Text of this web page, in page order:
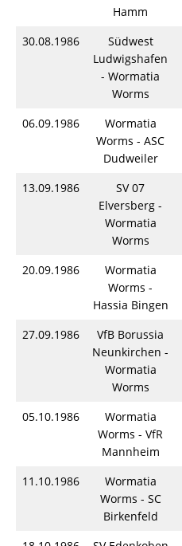
Hamm
30.08.1986
Südwest
Ludwigshafen
- Wormatia
Worms
06.09.1986
Wormatia
Worms - ASC
Dudweiler
13.09.1986
SV 07
Elversberg -
Wormatia
Worms
20.09.1986
Wormatia
Worms -
Hassia Bingen
27.09.1986
VfB Borussia
Neunkirchen -
Wormatia
Worms
05.10.1986
Wormatia
Worms - VfR
Mannheim
11.10.1986
Wormatia
Worms - SC
Birkenfeld